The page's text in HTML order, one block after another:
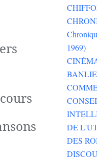
1969)
DE
DES